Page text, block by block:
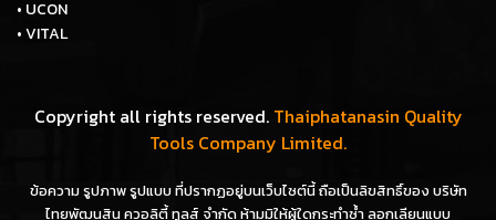
• UCON
• VITAL
Copyright all rights reserved. Thaiphatanasin Quality
Tools Company Limited.
ข้อความ รูปภาพ รูปแบบ ที่ปรากฏอยู่บนเว็บไซต์นี้ ถือเป็นลิขสิทธิ์ของ บริษัท
ไทยพัฒนสิน ควอลิตี้ ทูลส์ จำกัด ห้ามมิให้ผู้ใดกระทำซ้ำ ลอกเลียนแบบ